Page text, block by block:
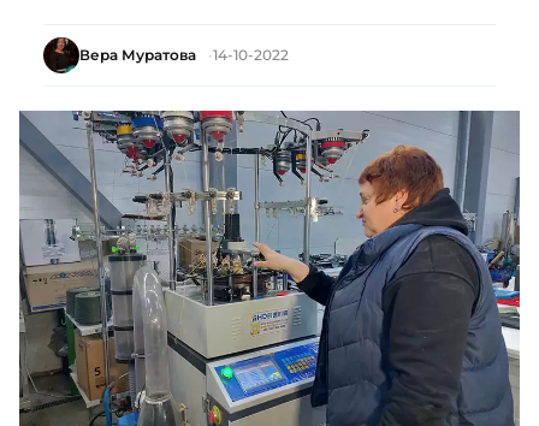
Вера Муратова 14-10-2022